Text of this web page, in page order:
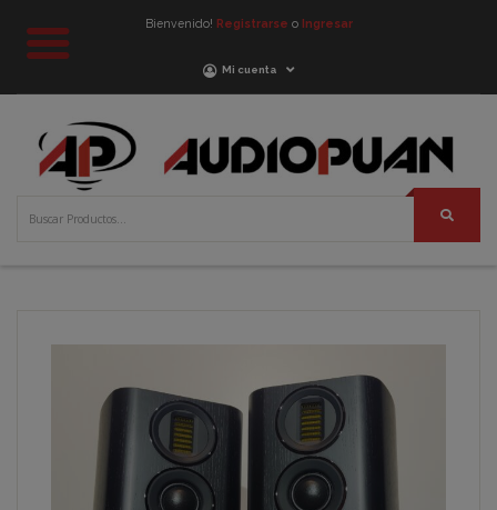
Bienvenido! Registrarse o Ingresar
Mi cuenta